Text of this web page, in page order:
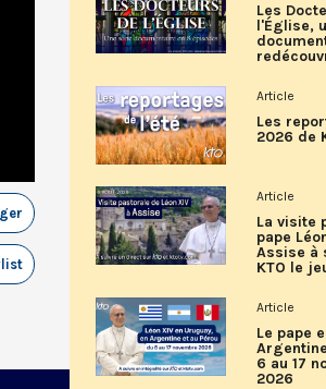
Les
l'Église,
Article
Les
2026 de
Article
La visite
pape
Assise à
KTO le
Article
Le pape
6 au 17
2026